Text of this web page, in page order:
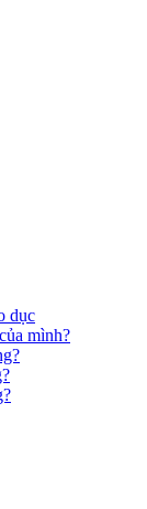
dục
mình?